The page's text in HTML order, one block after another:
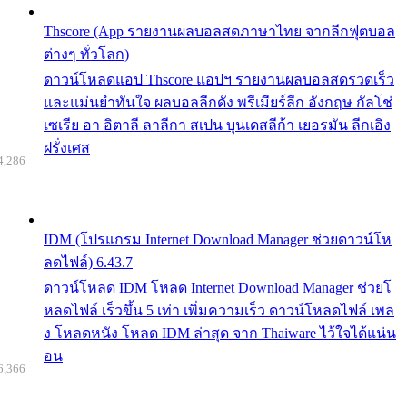
Thscore (App รายงานผลบอลสดภาษาไทย จากลีกฟุตบอล
ต่างๆ ทั่วโลก)
ดาวน์โหลดแอป Thscore แอปฯ รายงานผลบอลสดรวดเร็ว
และแม่นยำทันใจ ผลบอลลีกดัง พรีเมียร์ลีก อังกฤษ กัลโช่
เซเรีย อา อิตาลี ลาลีกา สเปน บุนเดสลีก้า เยอรมัน ลีกเอิง
ฝรั่งเศส
IDM (โปรแกรม Internet Download Manager ช่วยดาวน์โห
ลดไฟล์) 6.43.7
ดาวน์โหลด IDM โหลด Internet Download Manager ช่วยโ
หลดไฟล์ เร็วขึ้น 5 เท่า เพิ่มความเร็ว ดาวน์โหลดไฟล์ เพล
ง โหลดหนัง โหลด IDM ล่าสุด จาก Thaiware ไว้ใจได้แน่น
อน